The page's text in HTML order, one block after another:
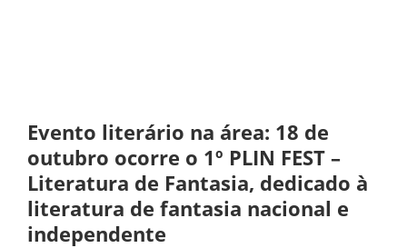
Evento literário na área: 18 de
outubro ocorre o 1º PLIN FEST –
Literatura de Fantasia, dedicado à
literatura de fantasia nacional e
independente